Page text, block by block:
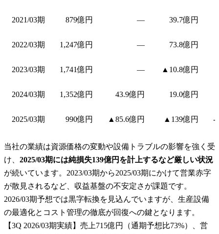
2021/03期 879億円 — 39.7億円
2022/03期 1,247億円 — 73.8億円
2023/03期 1,741億円 — ▲10.8億円
2024/03期 1,352億円 43.9億円 19.0億円
2025/03期 990億円 ▲85.6億円 ▲139億円 -
当社の業績は資源価格の変動や設備トラブルの影響を強く受
け、 2025/03期には純損失139億円を計上するなど厳しい状況
が続いています。2023/03期から2025/03期にかけて営業赤字
が散見されるなど、収益基盤の不安定さが課題です。
2026/03期予想では黒字転換を見込んでいますが、生産設備
の最適化とコスト管理の徹底が回復への鍵となります。
【3Q 2026/03期実績】売上715億円（通期予想比73%）、営